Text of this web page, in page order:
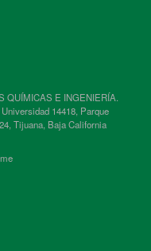
QUÍMICAS E INGENIERÍA.
14418, Parque
Tijuana, Baja California